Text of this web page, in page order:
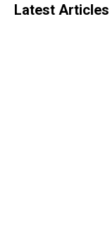
Latest Articles